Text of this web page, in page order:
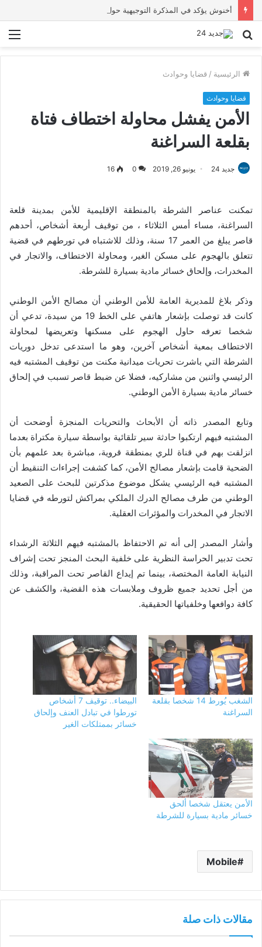
بحث
الرئيسية / قضايا وحوادث
قضايا وحوادث
الأمن يفشل محاولة اختطاف فتاة
بقلعة السراغنة
جديد 24 يونيو 26, 2019 0
16
تمكنت عناصر الشرطة بالمنطقة الإقليمية للأمن بمدينة قلعة
السراغنة، مساء أمس الثلاثاء ، من توقيف أربعة أشخاص، أحدهم
قاصر يبلغ من العمر 17 سنة، وذلك للاشتباه في تورطهم في قضية
تتعلق بالهجوم على مسكن الغير، ومحاولة الاختطاف، والاتجار في
المخدرات، وإلحاق خسائر مادية بسيارة للشرطة.
وذكر بلاغ للمديرية العامة للأمن الوطني أن مصالح الأمن الوطني
كانت قد توصلت بإشعار هاتفي على الخط 19 من سيدة، تدعي أن
شخصا تعرفه حاول الهجوم على مسكنها وتعريضها لمحاولة
الاختطاف بمعية أشخاص آخرين، وهو ما استدعى تدخل دوريات
الشرطة التي باشرت تحريات ميدانية مكنت من توقيف المشتبه فيه
الرئيسي واثنين من مشاركيه، فضلا عن ضبط قاصر تسبب في إلحاق
خسائر مادية بسيارة الأمن الوطني.
وتابع المصدر ذاته أن الأبحاث والتحريات المنجزة أوضحت أن
المشتبه فيهم ارتكبوا حادثة سير تلقائية بواسطة سيارة مكتراة بعدما
انزلقت بهم في قناة للري بمنطقة قروية، مباشرة بعد علمهم بأن
الضحية قامت بإشعار مصالح الأمن، كما كشفت إجراءات التنقيط أن
المشتبه فيه الرئيسي يشكل موضوع مذكرتين للبحث على الصعيد
الوطني من طرف مصالح الدرك الملكي بمراكش لتورطه في قضايا
الاتجار في المخدرات والمؤثرات العقلية.
وأشار المصدر إلى أنه تم الاحتفاظ بالمشتبه فيهم الثلاثة الرشداء
تحت تدبير الحراسة النظرية على خلفية البحث المنجز تحت إشراف
النيابة العامة المختصة، بينما تم إيداع القاصر تحت المراقبة، وذلك
من أجل تحديد جميع ظروف وملابسات هذه القضية، والكشف عن
كافة دوافعها وخلفياتها الحقيقية.
الشغب يُورط 14 شخصا بقلعة
السراغنة
البيضاء.. توقيف 7 أشخاص
تورطوا في تبادل العنف وإلحاق
خسائر بممتلكات الغير
الأمن يعتقل شخصا ألحق
خسائر مادية بسيارة للشرطة
Mobile
مقالات ذات صلة